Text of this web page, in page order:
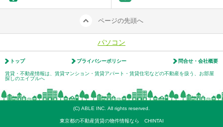
ページの先頭へ
パソコン
トップ プライバシーポリシー 問合せ・会社概要
賃貸・不動産情報は、賃貸マンション・賃貸アパート・賃貸住宅などの不動産を扱う、お部屋
探しのエイブルへ
(C) ABLE INC. All rights reserved.
東京都の不動産賃貸の物件情報なら CHINTAI